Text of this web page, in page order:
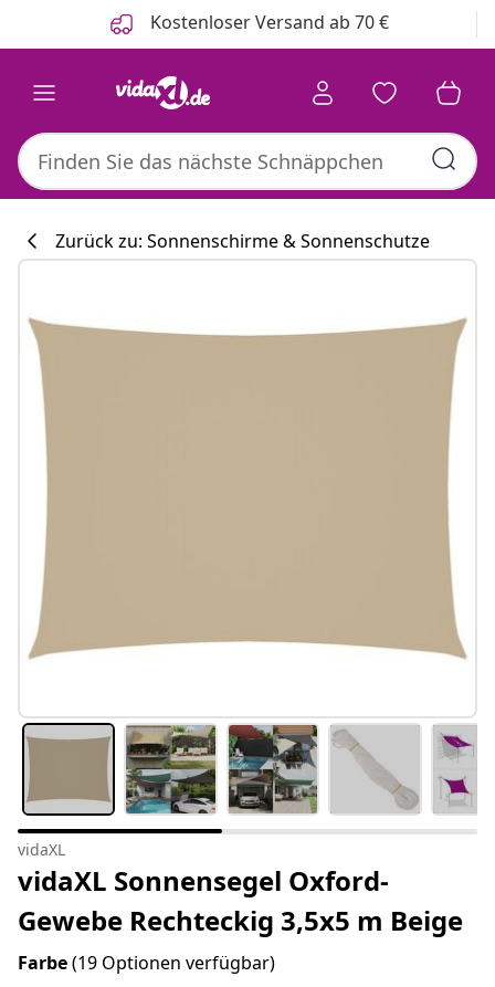
Kostenloser Versand ab 70 €
Zurück zu: Sonnenschirme & Sonnenschutze
vidaXL
vidaXL Sonnensegel Oxford-
Gewebe Rechteckig 3,5x5 m Beige
Farbe(19 Optionen verfügbar)